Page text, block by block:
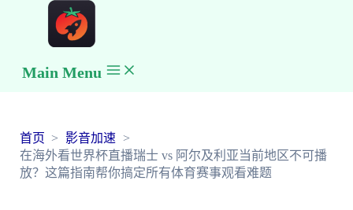
Main Menu
首页
影音加速
在海外看世界杯直播瑞士 vs 阿尔及利亚当前地区不可播
放？这篇指南帮你搞定所有体育赛事观看难题